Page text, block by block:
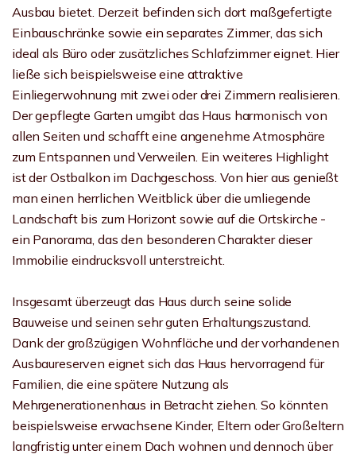
Ausbau bietet. Derzeit befinden sich dort maßgefertigte
Einbauschränke sowie ein separates Zimmer, das sich
ideal als Büro oder zusätzliches Schlafzimmer eignet. Hier
ließe sich beispielsweise eine attraktive
Einliegerwohnung mit zwei oder drei Zimmern realisieren.
Der gepflegte Garten umgibt das Haus harmonisch von
allen Seiten und schafft eine angenehme Atmosphäre
zum Entspannen und Verweilen. Ein weiteres Highlight
ist der Ostbalkon im Dachgeschoss. Von hier aus genießt
man einen herrlichen Weitblick über die umliegende
Landschaft bis zum Horizont sowie auf die Ortskirche -
ein Panorama, das den besonderen Charakter dieser
Immobilie eindrucksvoll unterstreicht.
Insgesamt überzeugt das Haus durch seine solide
Bauweise und seinen sehr guten Erhaltungszustand.
Dank der großzügigen Wohnfläche und der vorhandenen
Ausbaureserven eignet sich das Haus hervorragend für
Familien, die eine spätere Nutzung als
Mehrgenerationenhaus in Betracht ziehen. So könnten
beispielsweise erwachsene Kinder, Eltern oder Großeltern
langfristig unter einem Dach wohnen und dennoch über